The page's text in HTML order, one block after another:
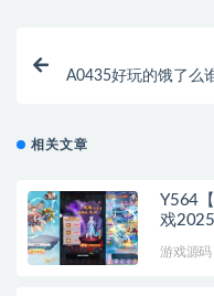
A0435好玩的饿了么
相关文章
Y564
戏
游戏源码